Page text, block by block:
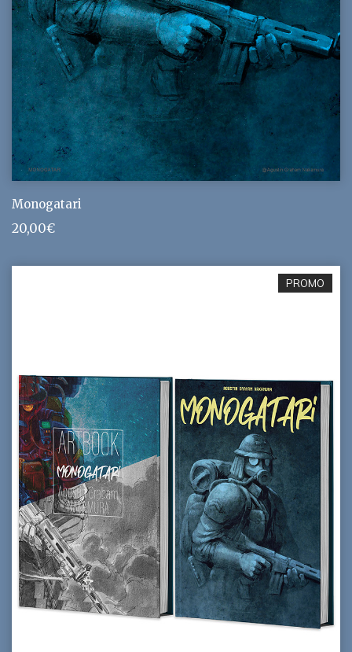
Monogatari
20,00€
PROMO